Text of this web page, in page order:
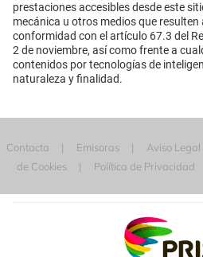
prestaciones accesibles desde este
mecánica u otros medios que
conformidad con el artículo 67.3 del
2 de noviembre, así como frente a
contenidos por tecnologías de
naturaleza y finalidad.
Contacta Emisoras Aviso Legal
de Cookies
Política de Privacidad